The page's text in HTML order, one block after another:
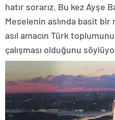
hatır sorarız. Bu kez Ayşe
Meselenin aslında basit bir
asıl amacın Türk
çalışması olduğunu